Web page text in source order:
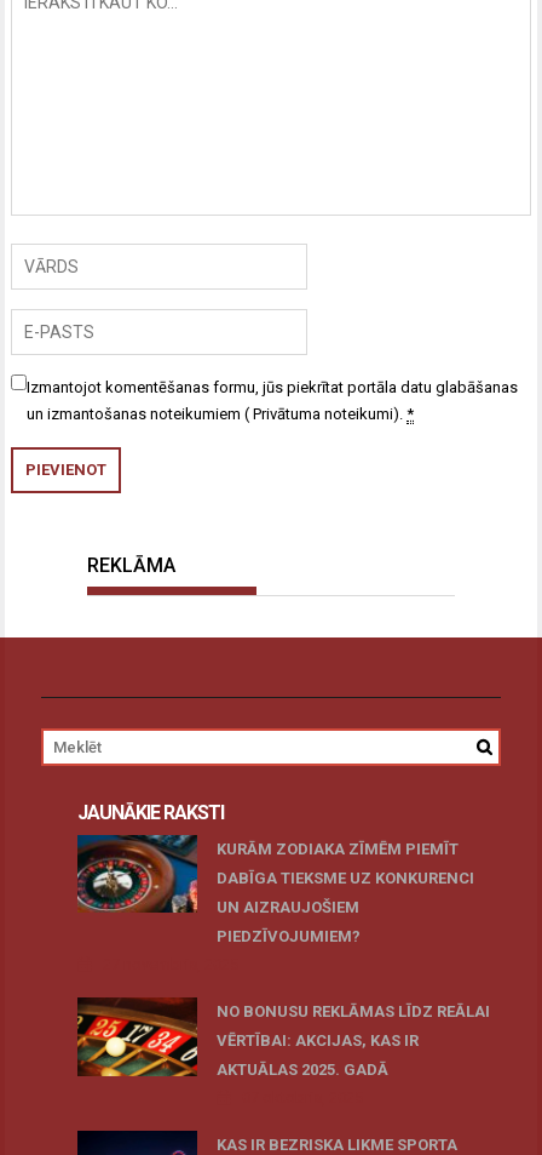
Izmantojot komentēšanas formu, jūs piekrītat portāla datu glabāšanas
un izmantošanas noteikumiem ( Privātuma noteikumi).*
REKLĀMA
JAUNĀKIE RAKSTI
KURĀM ZODIAKA ZĪMĒM PIEMĪT
DABĪGA TIEKSME UZ KONKURENCI
UN AIZRAUJOŠIEM
PIEDZĪVOJUMIEM?
NO BONUSU REKLĀMAS LĪDZ REĀLAI
VĒRTĪBAI: AKCIJAS, KAS IR
AKTUĀLAS 2025. GADĀ
KAS IR BEZRISKA LIKME SPORTA